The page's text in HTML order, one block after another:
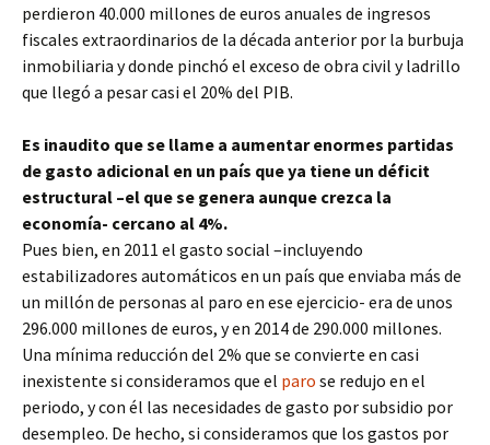
perdieron 40.000 millones de euros anuales de ingresos
fiscales extraordinarios de la década anterior por la burbuja
inmobiliaria y donde pinchó el exceso de obra civil y ladrillo
que llegó a pesar casi el 20% del PIB.
Es inaudito que se llame a aumentar enormes partidas
de gasto adicional en un país que ya tiene un déficit
estructural –el que se genera aunque crezca la
economía- cercano al 4%.
Pues bien, en 2011 el gasto social –incluyendo
estabilizadores automáticos en un país que enviaba más de
un millón de personas al paro en ese ejercicio- era de unos
296.000 millones de euros, y en 2014 de 290.000 millones.
Una mínima reducción del 2% que se convierte en casi
inexistente si consideramos que el paro se redujo en el
periodo, y con él las necesidades de gasto por subsidio por
desempleo. De hecho, si consideramos que los gastos por